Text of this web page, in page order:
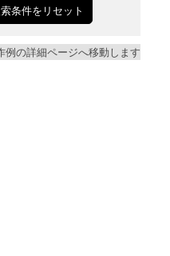
条件をリセット
の詳細ページへ移動します